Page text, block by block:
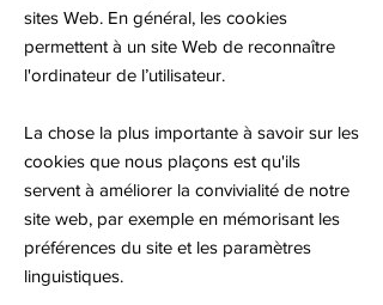
sites Web. En général, les cookies
permettent à un site Web de reconnaître
l'ordinateur de l’utilisateur.
La chose la plus importante à savoir sur les
cookies que nous plaçons est qu'ils
servent à améliorer la convivialité de notre
site web, par exemple en mémorisant les
préférences du site et les paramètres
linguistiques.